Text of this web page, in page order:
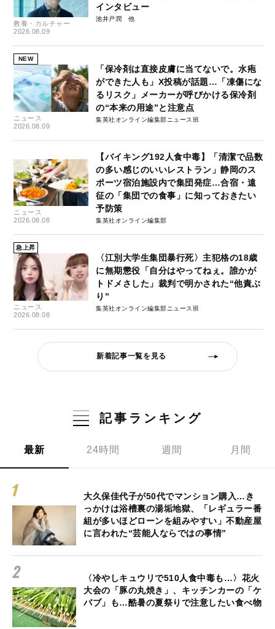
教養・カルチャー
2026.08.09
インタビュー
池井戸潤
NEW
ニュース
2026.08.09
「保冷剤は直接皮膚に当てないで。水疱
ができた人も」X投稿が話題…「凍傷にな
るリスク」メーカーが呼びかける保冷剤
の“本来の用途”と注意点
集英社オンライン編集部ニュース班
ニュース
2026.08.08
【バイキング192人食中毒】「清潔で品数
の多い感じのいいレストラン」静岡のス
ポーツ宿泊施設内で集団発症…合宿・遠
征の「集団での食事」に知っておきたい
予防策
集英社オンライン編集部
急上昇
ニュース
2026.08.08
〈江別大学生集団暴行死〉主犯格の18歳
に無期懲役「自分はやってねぇ。誰かが
トドメさした」裁判で明かされた“他責ぶ
り”
集英社オンライン編集部ニュース班
新着記事一覧を見る
記事ランキング
最新 24時間 週間 月間
大久保佳代子が50代でマンション購入…き
っかけは浴槽裏の湯垢地獄、「レギュラー番
組が多いほどローンを組みやすい」不動産屋
に言われた“芸能人ならではの事情”
〈冷やしキュウリで510人食中毒も…〉花火
大会の「豚の丸焼き」、キッチンカーの「ケ
バブ」も…酷暑の夏祭りで注意したい食べ物